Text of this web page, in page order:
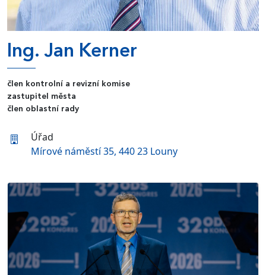
Ing. Jan Kerner
člen kontrolní a revizní komise
zastupitel města
člen oblastní rady
Úřad
Mírové náměstí 35, 440 23 Louny